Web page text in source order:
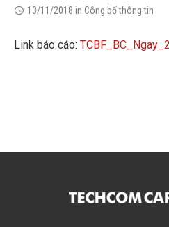
13/11/2018 in Công bố thông tin
Link báo cáo: